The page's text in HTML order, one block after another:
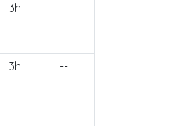
3h --
3h --